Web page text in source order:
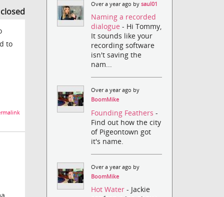
to
Over a year ago bysaul01
Naming a recorded
dialogue- Hi Tommy,
It sounds like your
recording software
isn't saving the
nam...
Over a year ago by
BoomMike
Founding Feathers-
Find out how the city
of Pigeontown got
it's name.
Over a year ago by
BoomMike
Hot Water- Jackie